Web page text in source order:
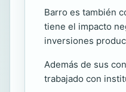
Barro es también
tiene el impacto
inversiones
Además de sus
trabajado con